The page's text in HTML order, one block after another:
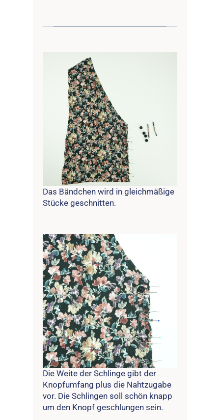
Das Bändchen wird in gleichmäßige
Stücke geschnitten.
Die Weite der Schlinge gibt der
Knopfumfang plus die Nahtzugabe
vor. Die Schlingen soll schön knapp
um den Knopf geschlungen sein.